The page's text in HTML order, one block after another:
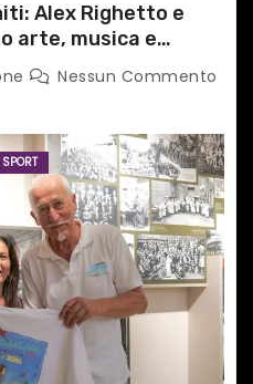
Alex Righetto e
arte, musica e
progettoNessun Commento
SPORT